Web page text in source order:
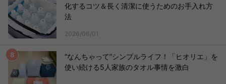
化するコツ＆長く清潔に使うためのお手入れ方
法
2026/06/01
“なんちゃって”シンプルライフ！「ヒオリエ」を
使い続ける5人家族のタオル事情を激白